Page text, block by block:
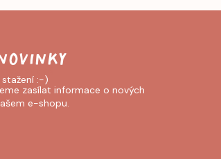
zasílat informace o nových
e-shopu.